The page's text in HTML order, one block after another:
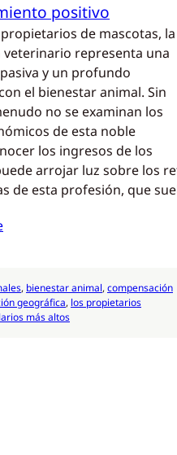
positivo
de mascotas, la
veterinario representa una
y un profundo
el bienestar animal. Sin
no se examinan los
de esta noble
los ingresos de los
arrojar luz sobre los
de esta profesión, que
, bienestar animal, compensación
geográfica, los propietarios
más altos